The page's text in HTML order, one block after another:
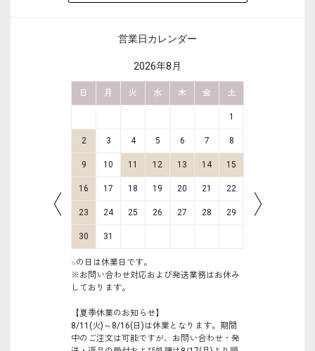
営業日カレンダー
2026年8月
日 月 火 水 木 金 土
1
2 3 4 5 6 7 8
9 10 11 12 13 14 15
16 17 18 19 20 21 22
23 24 25 26 27 28 29
30 31
■の日は休業日です。
※お問い合わせ対応および発送業務はお休み
しております。
【夏季休業のお知らせ】
8/11(火)～8/16(日)は休業となります。期間
中のご注文は可能ですが、お問い合わせ・発